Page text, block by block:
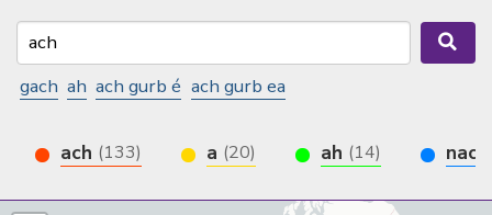
gach ah ach gurb é ach gurb ea
ach (133) a (20) ah (14)